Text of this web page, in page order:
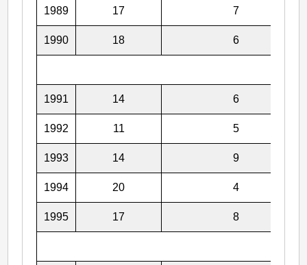
1989 17 7
1990 18 6
1991 14 6
1992 11 5
1993 14 9
1994 20 4
1995 17 8